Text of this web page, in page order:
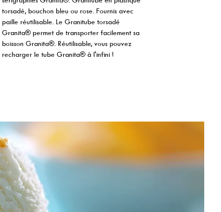
torsadé, bouchon bleu ou rose. Fournis avec
paille réutilisable. Le Granitube torsadé
Granita® permet de transporter facilement sa
boisson Granita®. Réutilisable, vous pouvez
recharger le tube Granita® à l'infini !